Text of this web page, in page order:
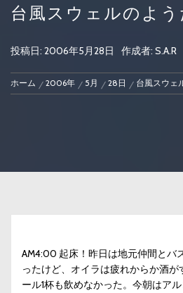
台風スウェルのよう
投稿日: 2006年5月28日 作成者: S.A.R
ホーム 2006年 5月 28日 台風スウェ
AM4:00 起床！昨日は地元仲間とバ
ったけど、オイラは疲れからか酒
ール1杯も飲めなかった。今朝はア